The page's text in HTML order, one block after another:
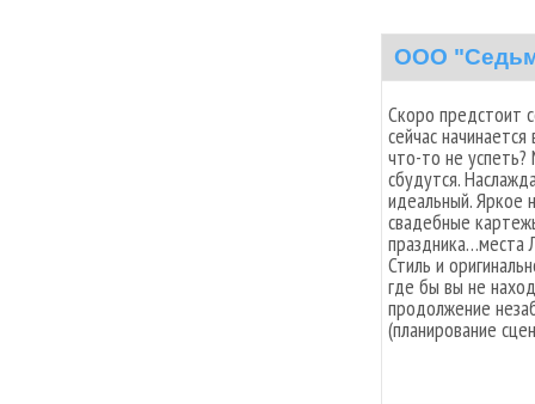
ООО
Скоро предстоит
сейчас
что-то не
сбудутся.
идеальный. Яркое
свадебные
праздника…места
Стиль и
где бы вы не
продолжение
(планирование